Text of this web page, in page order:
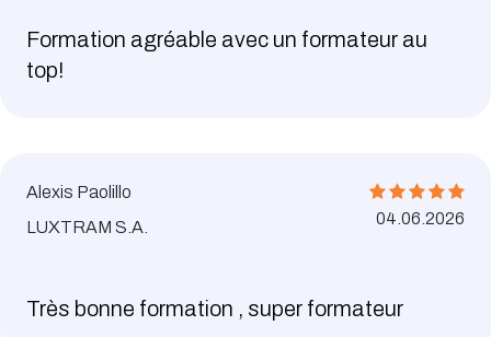
Formation agréable avec un formateur au
top!
Alexis Paolillo
LUXTRAM S.A.
04.06.2026
Très bonne formation , super formateur